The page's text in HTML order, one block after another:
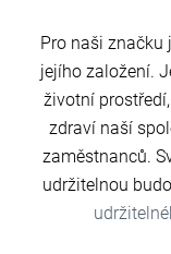
Pro naši značku
jejího založení.
životní
zdraví naší
zaměstnanců.
udržitelnou